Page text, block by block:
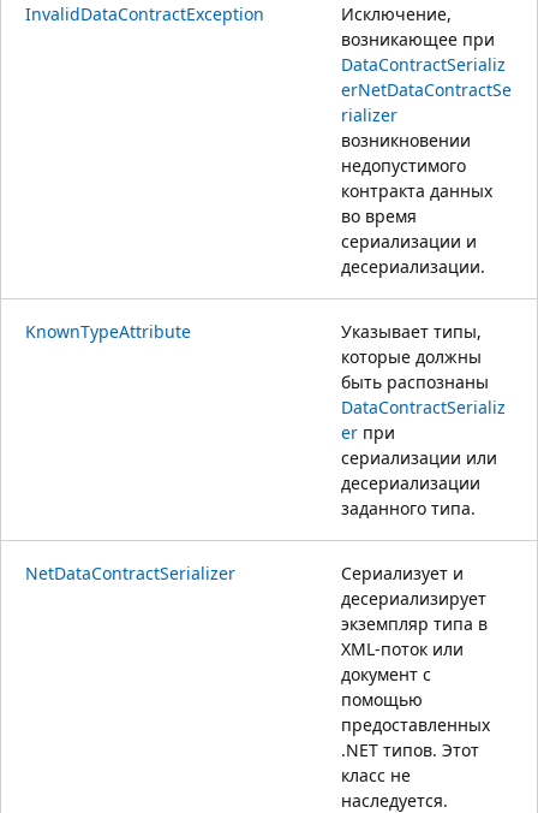
InvalidDataContractException
Исключение,
возникающее при
DataContractSerializ
erNetDataContractSe
rializer
возникновении
недопустимого
контракта данных
во время
сериализации и
десериализации.
KnownTypeAttribute
Указывает типы,
которые должны
быть распознаны
DataContractSerializ
er при
сериализации или
десериализации
заданного типа.
NetDataContractSerializer
Сериализует и
десериализирует
экземпляр типа в
XML-поток или
документ с
помощью
предоставленных
.NET типов. Этот
класс не
наследуется.